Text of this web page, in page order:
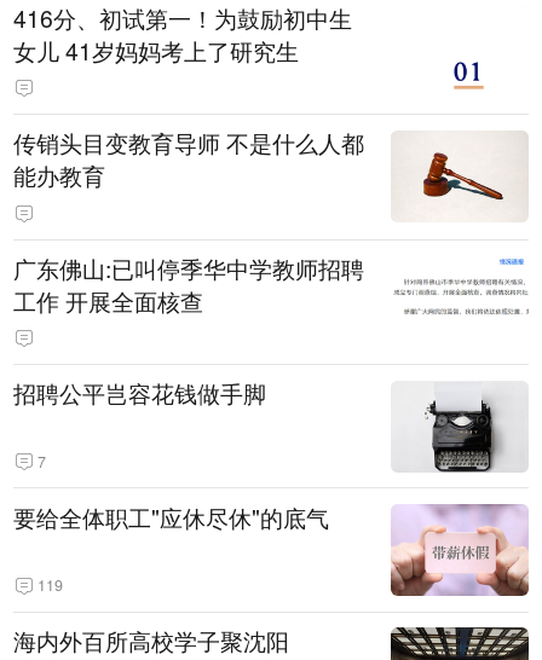
416分、初试第一！为鼓励初中生
女儿 41岁妈妈考上了研究生
传销头目变教育导师 不是什么人都
能办教育
广东佛山:已叫停季华中学教师招聘
工作 开展全面核查
招聘公平岂容花钱做手脚
7
要给全体职工"应休尽休"的底气
119
海内外百所高校学子聚沈阳